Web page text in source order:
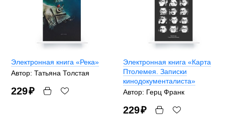
Электронная книга «Река»
Автор: Татьяна Толстая
229₽
Электронная книга «Карта
Птолемея. Записки
кинодокументалиста»
Автор: Герц Франк
229₽